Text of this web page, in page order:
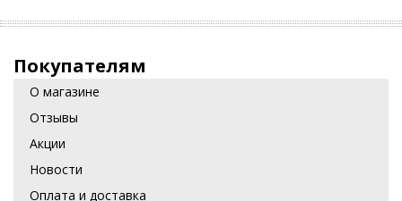
Покупателям
О магазине
Отзывы
Акции
Новости
Оплата и доставка